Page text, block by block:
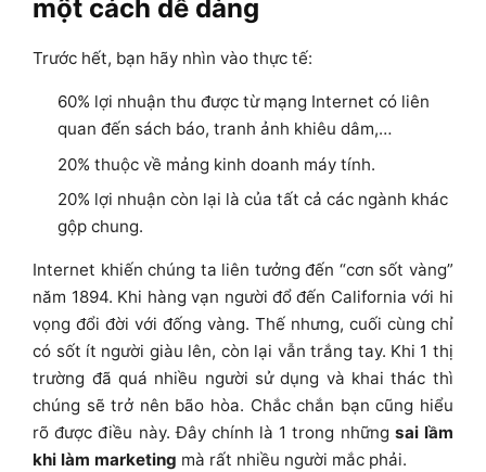
một cách dễ dàng
Trước hết, bạn hãy nhìn vào thực tế:
60% lợi nhuận thu được từ mạng Internet có liên
quan đến sách báo, tranh ảnh khiêu dâm,…
20% thuộc về mảng kinh doanh máy tính.
20% lợi nhuận còn lại là của tất cả các ngành khác
gộp chung.
Internet khiến chúng ta liên tưởng đến “cơn sốt vàng”
năm 1894. Khi hàng vạn người đổ đến California với hi
vọng đổi đời với đống vàng. Thế nhưng, cuối cùng chỉ
có sốt ít người giàu lên, còn lại vẫn trắng tay. Khi 1 thị
trường đã quá nhiều người sử dụng và khai thác thì
chúng sẽ trở nên bão hòa. Chắc chắn bạn cũng hiểu
rõ được điều này. Đây chính là 1 trong những sai lầm
khi làm marketing mà rất nhiều người mắc phải.